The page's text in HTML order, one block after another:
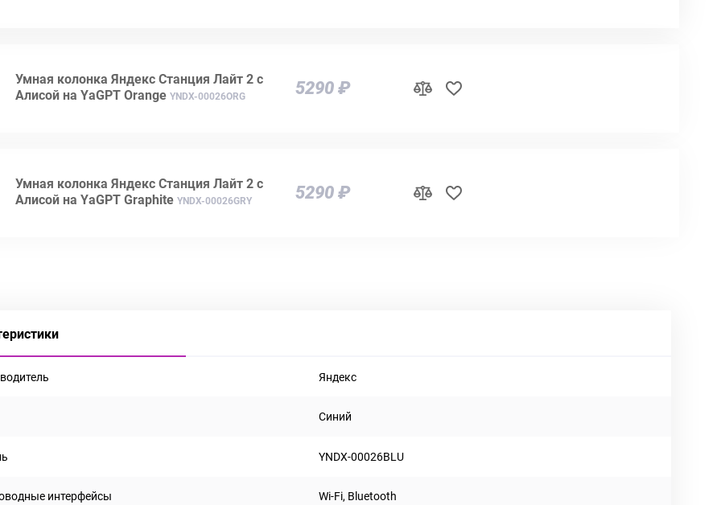
Умная колонка Яндекс Станция Лайт 2 c
Алисой на YaGPT Orange YNDX-00026ORG 5290 ₽
Умная колонка Яндекс Станция Лайт 2 c
Алисой на YaGPT Graphite YNDX-00026GRY 5290 ₽
Яндекс
Синий
YNDX-00026BLU
интерфейсы Wi-Fi, Bluetooth